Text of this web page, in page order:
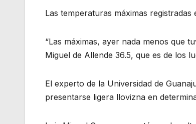
Las temperaturas máximas
“Las máximas, ayer nada menos que
Miguel de Allende 36.5, que es de los
El experto de la Universidad de
presentarse ligera llovizna en